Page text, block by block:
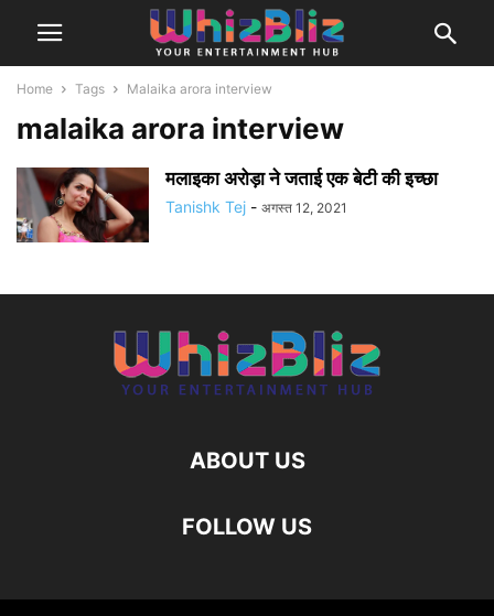
Home Tags Malaika arora interview
malaika arora interview
मलाइका अरोड़ा ने जताई एक बेटी की इच्छा
Tanishk Tej - अगस्त 12, 2021
ABOUT US
FOLLOW US